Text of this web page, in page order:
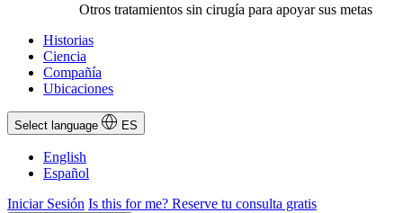
Otros tratamientos sin cirugía para apoyar sus metas
Historias
Ciencia
Compañía
Ubicaciones
Select language ES
English
Español
Iniciar Sesión Is this for me? Reserve tu consulta gratis